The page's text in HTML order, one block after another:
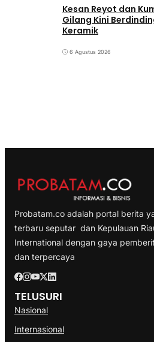
Kesan Reyot dan
Gilang Kini
Keramik
6 Agustus 2026
Probatam.co adalah portal berita
terbaru seputar dan Kepulauan
International dengan gaya
dan terpercaya
TELUSURI
Nasional
Internasional